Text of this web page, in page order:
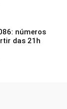
números
das 21h